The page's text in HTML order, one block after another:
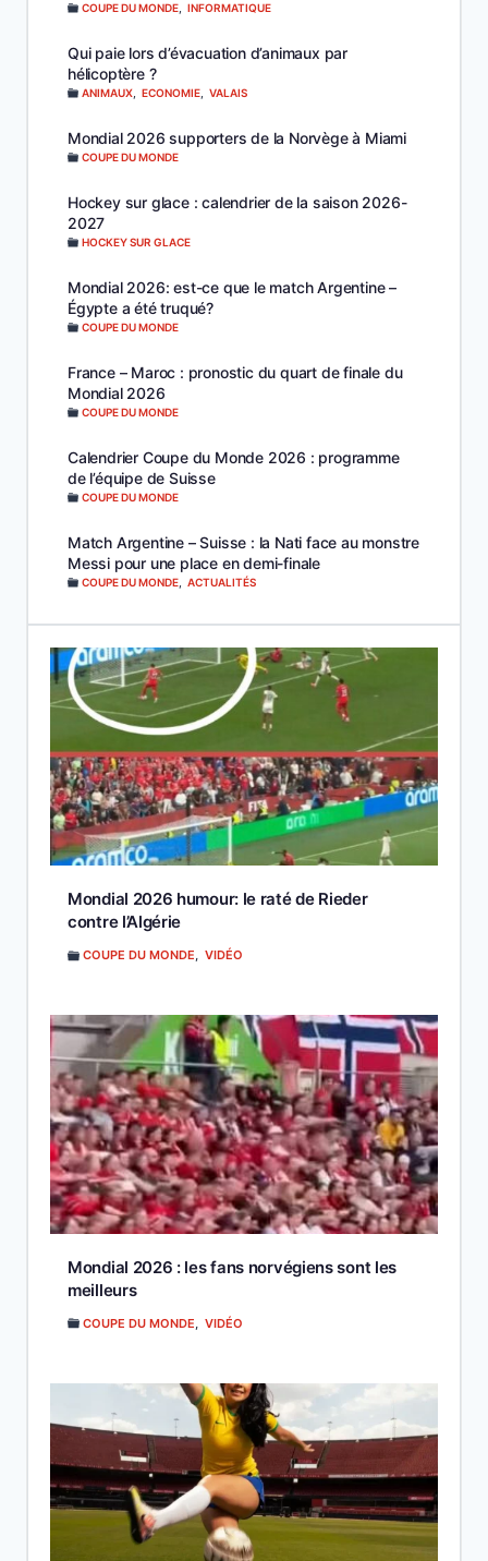
COUPE DU MONDE INFORMATIQUE
Qui paie lors d’évacuation d’animaux par
hélicoptère ?
ANIMAUX ECONOMIE VALAIS
Mondial 2026 supporters de la Norvège à Miami
COUPE DU MONDE
Hockey sur glace : calendrier de la saison 2026-
2027
HOCKEY SUR GLACE
Mondial 2026: est-ce que le match Argentine –
Égypte a été truqué?
COUPE DU MONDE
France – Maroc : pronostic du quart de finale du
Mondial 2026
COUPE DU MONDE
Calendrier Coupe du Monde 2026 : programme
de l’équipe de Suisse
COUPE DU MONDE
Match Argentine – Suisse : la Nati face au monstre
Messi pour une place en demi-finale
COUPE DU MONDE ACTUALITÉS
Mondial 2026 humour: le raté de Rieder
contre l’Algérie
COUPE DU MONDE, VIDÉO
Mondial 2026 : les fans norvégiens sont les
meilleurs
COUPE DU MONDE VIDÉO